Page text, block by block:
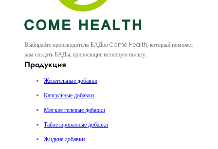
Выбирайте производителя БАДов Come Health, который поможет
вам создать БАДы, приносящие истинную пользу.
Продукция
Жевательные добавки
Капсульные добавки
Мягкие гелевые добавки
Таблетированные добавки
Жидкие добавки